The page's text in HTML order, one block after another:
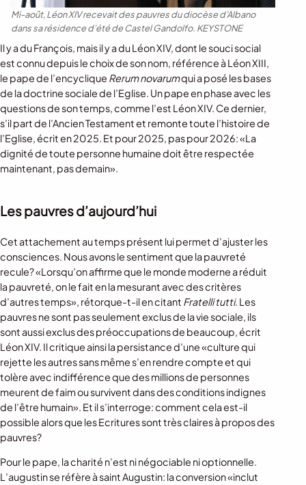
Mi-août, Léon XIV recevait des pauvres du diocèse d’Albano
dans sa résidence d’été de Castel Gandolfo. KEYSTONE
Il y a du François, mais il y a du Léon XIV, dont le souci social
est connu depuis le choix de son nom, référence à Léon XIII,
le pape de l’encyclique Rerum novarumqui a posé les bases
de la doctrine sociale de l’Eglise. Un pape en phase avec les
questions de son temps, comme l’est Léon XIV. Ce dernier,
s’il part de l’Ancien Testament et remonte toute l’histoire de
l’Eglise, écrit en 2025. Et pour 2025, pas pour 2026: «La
dignité de toute personne humaine doit être respectée
maintenant, pas demain».
Les pauvres d’aujourd’hui
Cet attachement au temps présent lui permet d’ajuster les
consciences. Nous avons le sentiment que la pauvreté
recule? «Lorsqu’on affirme que le monde moderne a réduit
la pauvreté, on le fait en la mesurant avec des critères
d’autres temps», rétorque-t-il en citant Fratelli tutti. Les
pauvres ne sont pas seulement exclus de la vie sociale, ils
sont aussi exclus des préoccupations de beaucoup, écrit
Léon XIV. Il critique ainsi la persistance d’une «culture qui
rejette les autres sans même s’en rendre compte et qui
tolère avec indifférence que des millions de personnes
meurent de faim ou survivent dans des conditions indignes
de l’être humain». Et il s’interroge: comment cela est-il
possible alors que les Ecritures sont très claires à propos des
pauvres?
Pour le pape, la charité n’est ni négociable ni optionnelle.
L’augustin se réfère à saint Augustin: la conversion «inclut